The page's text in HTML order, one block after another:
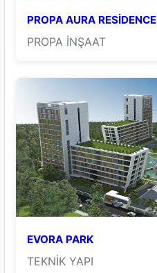
PROPA AURA RESİDENCE
PROPA İNŞAAT
EVORA PARK
TEKNİK YAPI